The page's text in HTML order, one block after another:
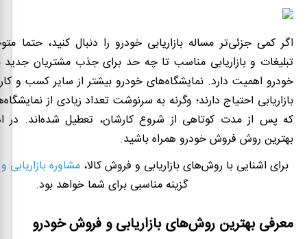
اگر کمی جزئی‌تر مساله بازاریابی خودرو را دنبال کنید، حتما
تبلیغات و بازاریابی مناسب تا چه حد برای جذب مشتریان جدید
خودرو اهمیت دارد. نمایشگاه‌های خودرو بیشتر از سایر کسب ‌و
بازاریابی احتیاج دارند؛ وگرنه به سرنوشت تعداد زیادی از
که پس از مدت کوتاهی از شروع کارشان، تعطیل شده‌اند. در
بهترین روش فروش خودرو همراه باشید.
برای اشنایی با روش‌های بازاریابی و فروش کالا، مشاوره
گزینه مناسبی برای شما خواهد بود.
معرفی بهترین روش‌های بازاریابی و فروش خودرو